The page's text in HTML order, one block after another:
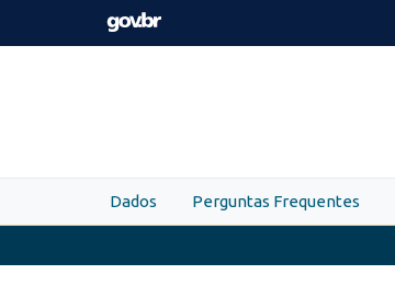
Skip to main content
Dados Perguntas Frequentes